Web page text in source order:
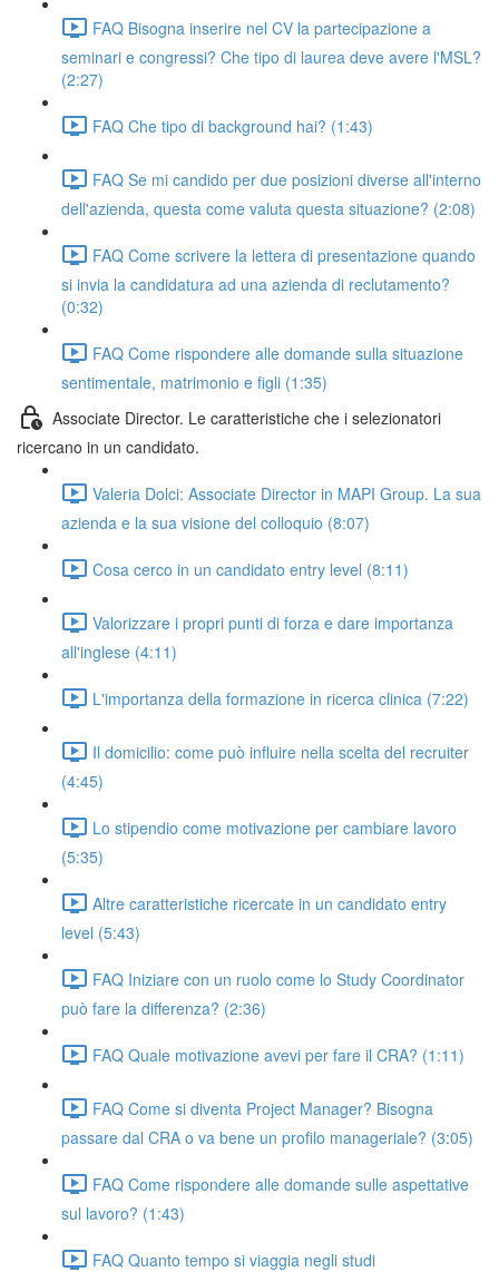
FAQ Bisogna inserire nel CV la partecipazione a
seminari e congressi? Che tipo di laurea deve avere l'MSL?
(2:27)
FAQ Che tipo di background hai? (1:43)
FAQ Se mi candido per due posizioni diverse all'interno
dell'azienda, questa come valuta questa situazione? (2:08)
FAQ Come scrivere la lettera di presentazione quando
si invia la candidatura ad una azienda di reclutamento?
(0:32)
FAQ Come rispondere alle domande sulla situazione
sentimentale, matrimonio e figli (1:35)
Associate Director. Le caratteristiche che i selezionatori
ricercano in un candidato.
Valeria Dolci: Associate Director in MAPI Group. La sua
azienda e la sua visione del colloquio (8:07)
Cosa cerco in un candidato entry level (8:11)
Valorizzare i propri punti di forza e dare importanza
all'inglese (4:11)
L'importanza della formazione in ricerca clinica (7:22)
Il domicilio: come può influire nella scelta del recruiter
(4:45)
Lo stipendio come motivazione per cambiare lavoro
(5:35)
Altre caratteristiche ricercate in un candidato entry
level (5:43)
FAQ Iniziare con un ruolo come lo Study Coordinator
può fare la differenza? (2:36)
FAQ Quale motivazione avevi per fare il CRA? (1:11)
FAQ Come si diventa Project Manager? Bisogna
passare dal CRA o va bene un profilo manageriale? (3:05)
FAQ Come rispondere alle domande sulle aspettative
sul lavoro? (1:43)
FAQ Quanto tempo si viaggia negli studi